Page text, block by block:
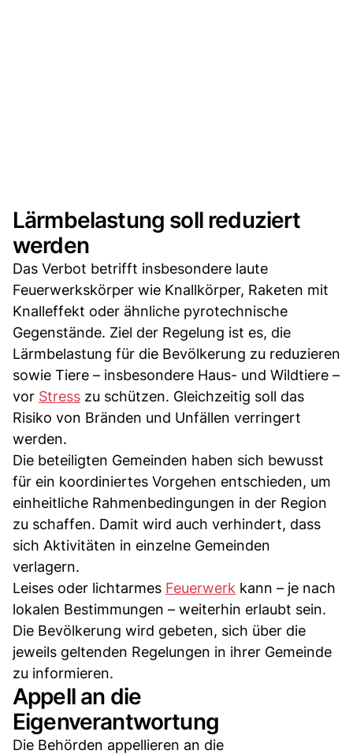
Lärmbelastung soll reduziert
werden
Das Verbot betrifft insbesondere laute
Feuerwerkskörper wie Knallkörper, Raketen mit
Knalleffekt oder ähnliche pyrotechnische
Gegenstände. Ziel der Regelung ist es, die
Lärmbelastung für die Bevölkerung zu reduzieren
sowie Tiere – insbesondere Haus- und Wildtiere –
vor Stress zu schützen. Gleichzeitig soll das
Risiko von Bränden und Unfällen verringert
werden.
Die beteiligten Gemeinden haben sich bewusst
für ein koordiniertes Vorgehen entschieden, um
einheitliche Rahmenbedingungen in der Region
zu schaffen. Damit wird auch verhindert, dass
sich Aktivitäten in einzelne Gemeinden
verlagern.
Leises oder lichtarmes Feuerwerk kann – je nach
lokalen Bestimmungen – weiterhin erlaubt sein.
Die Bevölkerung wird gebeten, sich über die
jeweils geltenden Regelungen in ihrer Gemeinde
zu informieren.
Appell an die
Eigenverantwortung
Die Behörden appellieren an die